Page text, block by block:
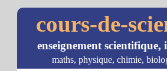
cours-de-
enseignement
maths, physique, chimie,